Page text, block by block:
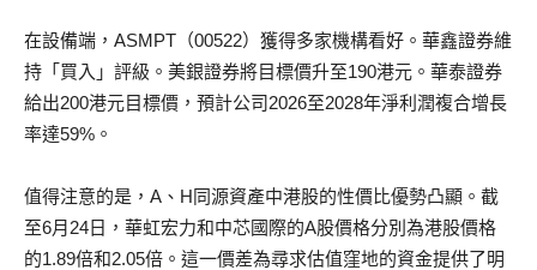
在設備端，ASMPT（00522）獲得多家機構看好。華鑫證券維
持「買入」評級。美銀證券將目標價升至190港元。華泰證券
給出200港元目標價，預計公司2026至2028年淨利潤複合增長
率達59%。
值得注意的是，A、H同源資產中港股的性價比優勢凸顯。截
至6月24日，華虹宏力和中芯國際的A股價格分別為港股價格
的1.89倍和2.05倍。這一價差為尋求估值窪地的資金提供了明